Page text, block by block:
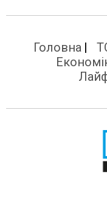
Головна